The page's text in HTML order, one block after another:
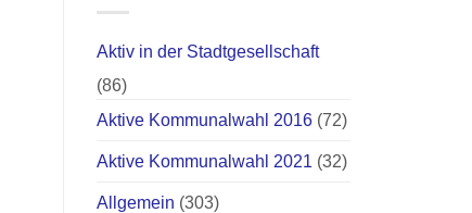
Aktiv in der Stadtgesellschaft
(86)
Aktive Kommunalwahl 2016 (72)
Aktive Kommunalwahl 2021 (32)
Allgemein (303)